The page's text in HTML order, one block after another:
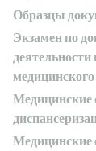
Образцы
Экзамен по
деятельности
Медицинские
Медицинские